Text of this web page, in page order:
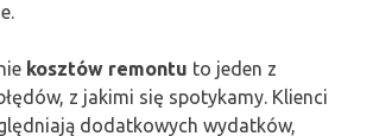
kosztów remontu to jeden z
z jakimi się spotykamy. Klienci
dodatkowych wydatków,